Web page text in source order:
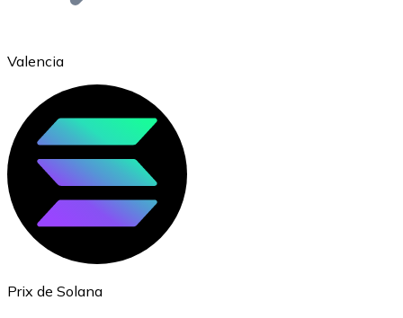
ETH
Valencia
Prix de Solana